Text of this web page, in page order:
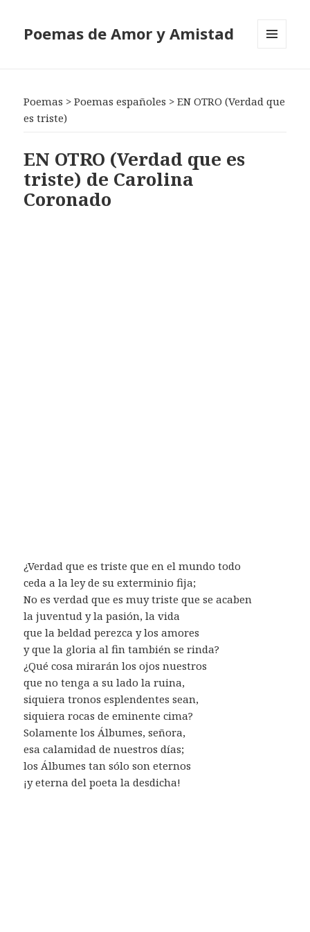
Poemas de Amor y Amistad
Poemas >Poemas españoles >EN OTRO (Verdad que
es triste)
EN OTRO (Verdad que es
triste) de Carolina
Coronado
¿Verdad que es triste que en el mundo todo
ceda a la ley de su exterminio fija;
No es verdad que es muy triste que se acaben
la juventud y la pasión, la vida
que la beldad perezca y los amores
y que la gloria al fin también se rinda?
¿Qué cosa mirarán los ojos nuestros
que no tenga a su lado la ruina,
siquiera tronos esplendentes sean,
siquiera rocas de eminente cima?
Solamente los Álbumes, señora,
esa calamidad de nuestros días;
los Álbumes tan sólo son eternos
¡y eterna del poeta la desdicha!